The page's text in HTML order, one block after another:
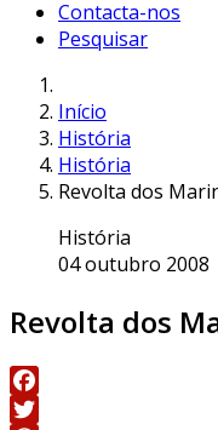
Contacta-nos
Pesquisar
Início
História
História
Revolta dos
História
04 outubro 2008
Revolta dos
Facebook